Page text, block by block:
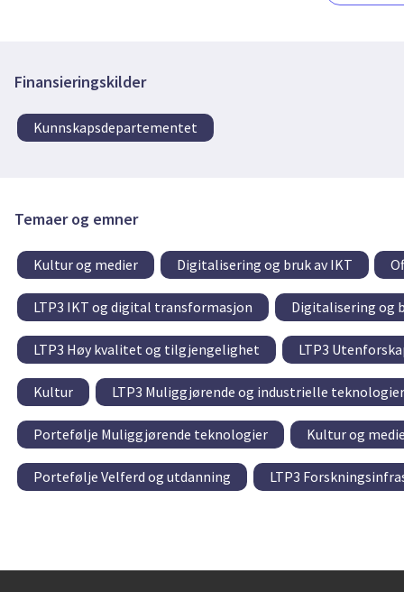
Finansieringskilder
Kunnskapsdepartementet
Temaer og emner
Kultur og medier Digitalisering og bruk av IKT
LTP3 IKT og digital transformasjon Digitalisering og
LTP3 Høy kvalitet og tilgjengelighet LTP3
Kultur LTP3 Muliggjørende og industrielle teknologier
Portefølje Muliggjørende teknologier Kultur og
Portefølje Velferd og utdanning LTP3